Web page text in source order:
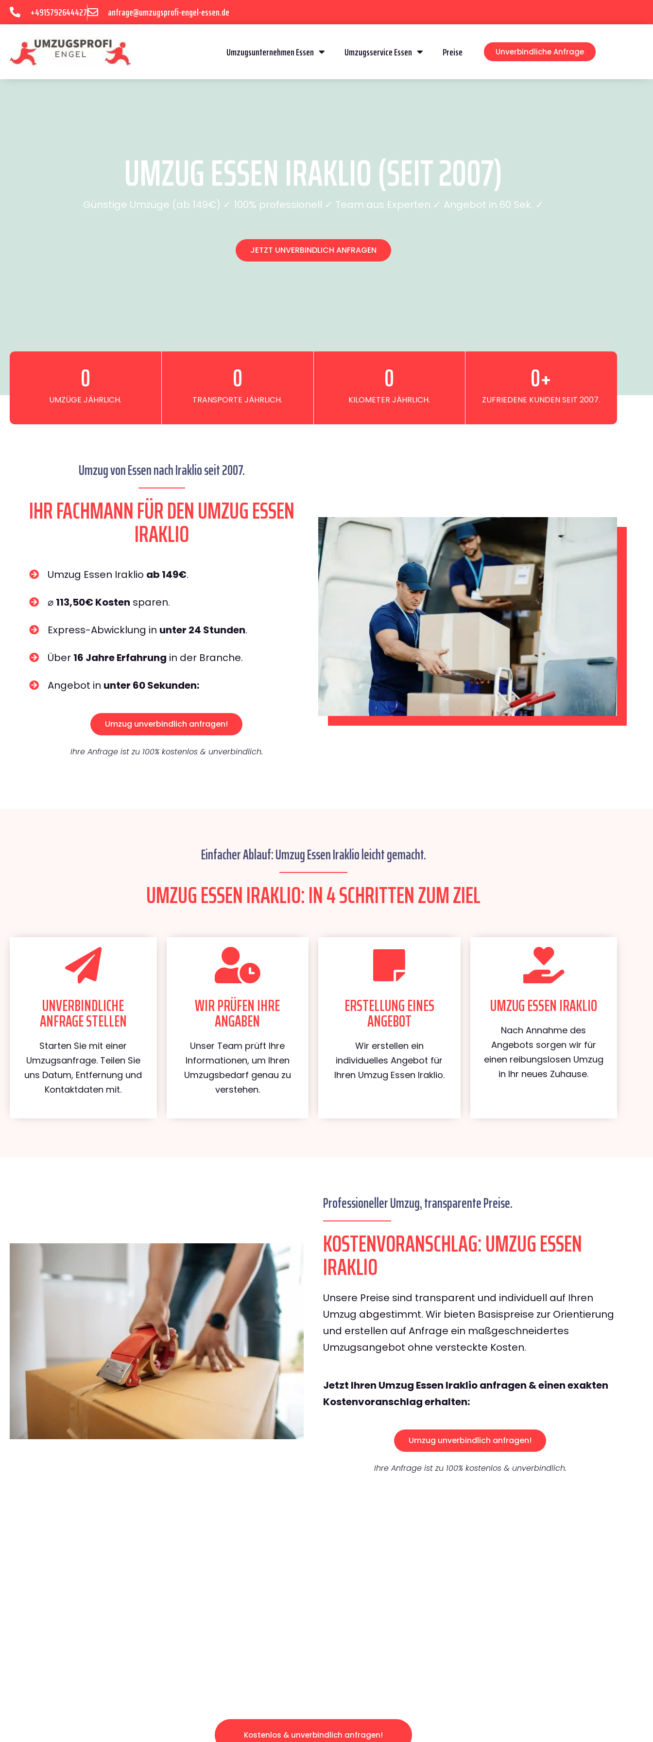
+4915792644427 anfrage@umzugsprofi-engel-essen.de
Umzugsunternehmen Essen Umzugsservice Essen Preise Unverbindliche Anfrage
UMZUG ESSEN IRAKLIO (SEIT 2007)
Günstige Umzüge (ab 149€) ✓ 100% professionell ✓ Team aus Experten ✓ Angebot in 60 Sek. ✓
JETZT UNVERBINDLICH ANFRAGEN
UMZÜGE JÄHRLICH.
0
TRANSPORTE JÄHRLICH.
0
KILOMETER JÄHRLICH.
0
ZUFRIEDENE KUNDEN SEIT 2007.
0+
Umzug von Essen nach Iraklio seit 2007.
IHR FACHMANN FÜR DEN UMZUG ESSEN
IRAKLIO
Umzug Essen Iraklio ab 149€.
⌀ 113,50€ Kosten sparen.
Express-Abwicklung in unter 24 Stunden.
Über 16 Jahre Erfahrung in der Branche.
Angebot in unter 60 Sekunden:
Umzug unverbindlich anfragen!
Ihre Anfrage ist zu 100% kostenlos & unverbindlich.
Einfacher Ablauf: Umzug Essen Iraklio leicht gemacht.
UMZUG ESSEN IRAKLIO: IN 4 SCHRITTEN ZUM ZIEL
UNVERBINDLICHE
ANFRAGE STELLEN
Starten Sie mit einer
Umzugsanfrage. Teilen Sie
uns Datum, Entfernung und
Kontaktdaten mit.
WIR PRÜFEN IHRE
ANGABEN
Unser Team prüft Ihre
Informationen, um Ihren
Umzugsbedarf genau zu
verstehen.
ERSTELLUNG EINES
ANGEBOT
Wir erstellen ein
individuelles Angebot für
Ihren Umzug Essen Iraklio.
UMZUG ESSEN IRAKLIO
Nach Annahme des
Angebots sorgen wir für
einen reibungslosen Umzug
in Ihr neues Zuhause.
Professioneller Umzug, transparente Preise.
KOSTENVORANSCHLAG: UMZUG ESSEN
IRAKLIO
Unsere Preise sind transparent und individuell auf Ihren
Umzug abgestimmt. Wir bieten Basispreise zur Orientierung
und erstellen auf Anfrage ein maßgeschneidertes
Umzugsangebot ohne versteckte Kosten.
Jetzt Ihren Umzug Essen Iraklio anfragen & einen exakten
Kostenvoranschlag erhalten:
Umzug unverbindlich anfragen!
Ihre Anfrage ist zu 100% kostenlos & unverbindlich.
Kostenlos & unverbindlich anfragen!